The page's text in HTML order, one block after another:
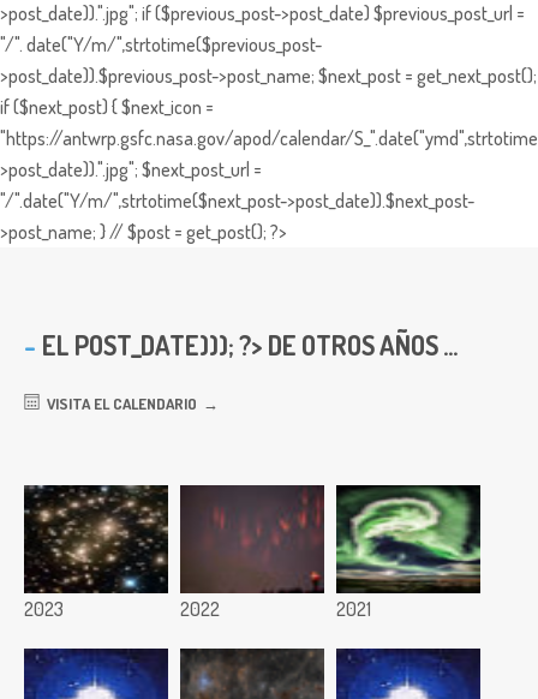
>post_date)).".jpg"; if ($previous_post->post_date) $previous_post_url =
"/". date("Y/m/",strtotime($previous_post-
>post_date)).$previous_post->post_name; $next_post = get_next_post();
if ($next_post) { $next_icon =
"https://antwrp.gsfc.nasa.gov/apod/calendar/
>post_date)).".jpg"; $next_post_url =
"/".date("Y/m/",strtotime($next_post->post_date)).$next_post-
>post_name; } // $post = get_post(); ?>
EL POST_DATE))); ?> DE OTROS AÑOS ...
VISITA EL CALENDARIO
2023 2022 2021